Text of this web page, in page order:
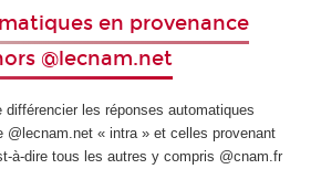
en provenance
@lecnam.net
différencier les réponses automatiques
@lecnam.net « intra » et celles provenant
à-dire tous les autres y compris @cnam.fr